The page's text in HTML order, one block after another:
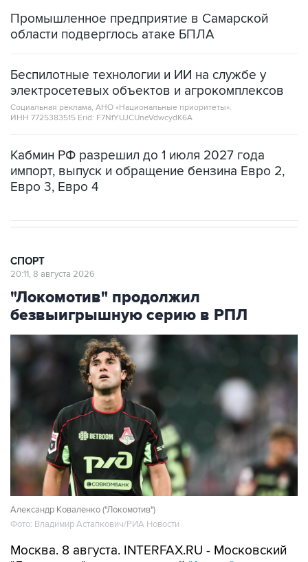
Промышленное предприятие в Самарской
области подверглось атаке БПЛА
Беспилотные технологии и ИИ на службе у
электросетевых объектов и агрокомплексов
Социальная реклама, АНО «Национальные приоритеты».
ИНН 7725383515 Erid: F7NfYUJCUneVdwcydK6A
Кабмин РФ разрешил до 1 июля 2027 года
импорт, выпуск и обращение бензина Евро 2,
Евро 3, Евро 4
СПОРТ
20:11, 8 августа 2026
"Локомотив" продолжил
безвыигрышную серию в РПЛ
Александр Коваленко ("Локомотив")
Фото: Владимир Астапкович/РИА Новости
Москва. 8 августа. INTERFAX.RU - Московский